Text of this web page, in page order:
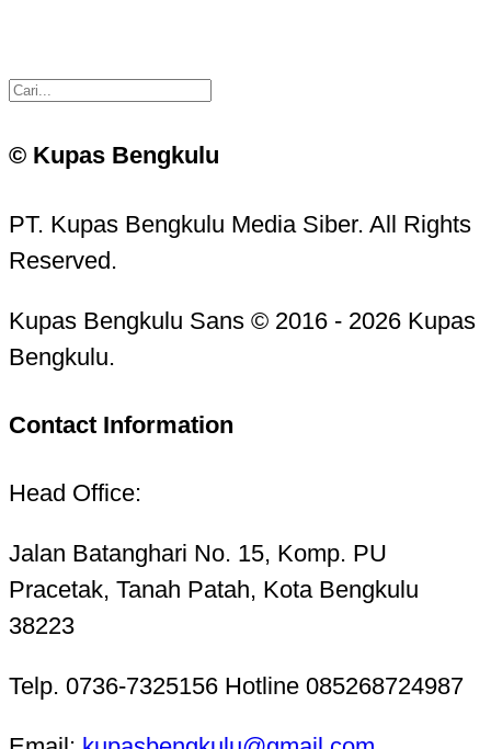
© Kupas Bengkulu
PT. Kupas Bengkulu Media Siber. All Rights
Reserved.
Kupas Bengkulu Sans © 2016 - 2026 Kupas
Bengkulu.
Contact Information
Head Office:
Jalan Batanghari No. 15, Komp. PU
Pracetak, Tanah Patah, Kota Bengkulu
38223
Telp. 0736-7325156 Hotline 085268724987